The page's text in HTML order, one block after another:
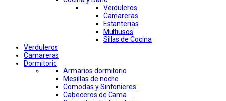
Verduleros
Camareras
Estanterias
Multiusos
Sillas de Cocina
Verduleros
Camareras
Dormitorio
Armarios dormitorio
Mesillas de noche
Comodas y Sinfonieres
Cabeceros de Cama